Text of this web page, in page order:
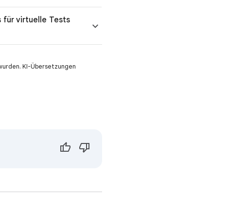
für virtuelle Tests
KI-Übersetzungen